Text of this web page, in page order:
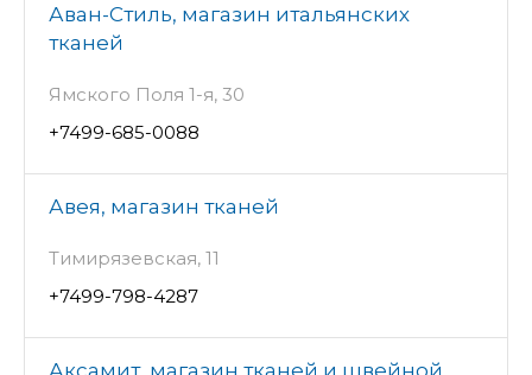
Аван-Стиль, магазин итальянских
тканей
Ямского Поля 1-я, 30
+7499-685-0088
Авея, магазин тканей
Тимирязевская, 11
+7499-798-4287
Аксамит, магазин тканей и швейной